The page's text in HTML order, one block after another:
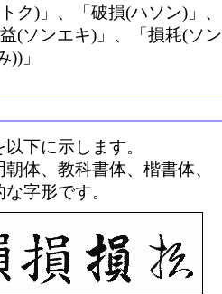
ク)」、「破損(ハソン)」、
(ソンエキ)」、「損耗(ソン
」
下に示します。
体、教科書体、楷書体、
字形です。